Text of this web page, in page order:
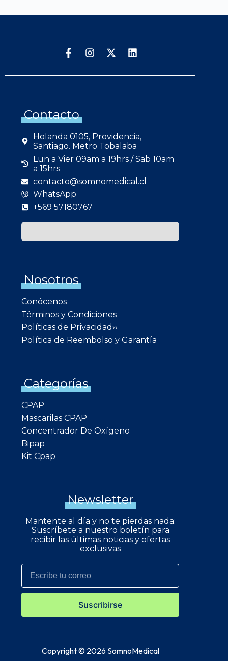
Contacto
Holanda 0105, Providencia,
Santiago. Metro Tobalaba
Lun a Vier 09am a 19hrs / Sab 10am
a 15hrs
contacto@somnomedical.cl
WhatsApp
+569 57180767
Nosotros
Conócenos
Términos y Condiciones
Políticas de Privacidad››
Política de Reembolso y Garantía
Categorías
CPAP
Mascarilas CPAP
Concentrador De Oxígeno
Bipap
Kit Cpap
Newsletter
Mantente al día y no te pierdas nada:
Suscríbete a nuestro boletín para
recibir las últimas noticias y ofertas
exclusivas
Suscribirse
Copyright © 2026 SomnoMedical